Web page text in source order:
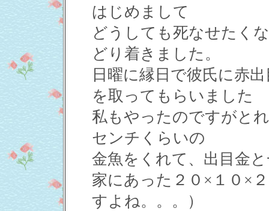
はじめまして
どうしても死なせたく
どり着きました。
日曜に縁日で彼氏に赤
を取ってもらいました
私もやったのですがと
センチくらいの
金魚をくれて、出目金
家にあった２０×１０×
すよね。。。）